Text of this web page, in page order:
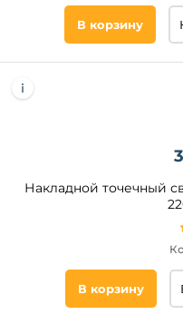
В корзину
Накладной точечный
В корзину